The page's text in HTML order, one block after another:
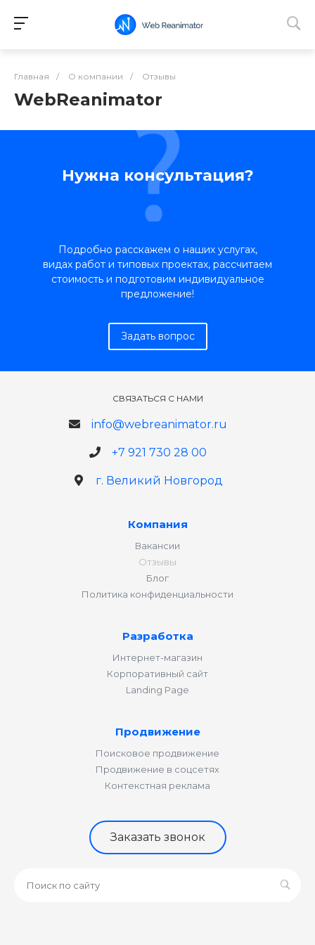
Главная / О компании / Отзывы
WebReanimator
Нужна консультация?
Подробно расскажем о наших услугах,
видах работ и типовых проектах, рассчитаем
стоимость и подготовим индивидуальное
предложение!
Задать вопрос
СВЯЗАТЬСЯ С НАМИ
info@webreanimator.ru
+7 921 730 28 00
г. Великий Новгород
Компания
Вакансии
Отзывы
Блог
Политика конфиденциальности
Разработка
Интернет-магазин
Корпоративный сайт
Landing Page
Продвижение
Поисковое продвижение
Продвижение в соцсетях
Контекстная реклама
Заказать звонок